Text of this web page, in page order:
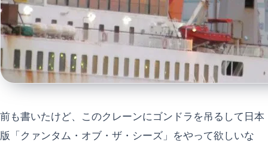
前も書いたけど、このクレーンにゴンドラを吊るして日本
版「クァンタム・オブ・ザ・シーズ」をやって欲しいな